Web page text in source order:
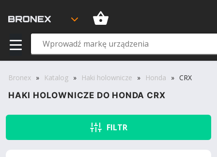
Bronex » Katalog » Haki holownicze » Honda » CRX
HAKI HOLOWNICZE DO HONDA CRX
FILTR